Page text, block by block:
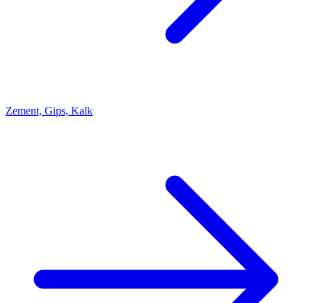
Zement, Gips, Kalk